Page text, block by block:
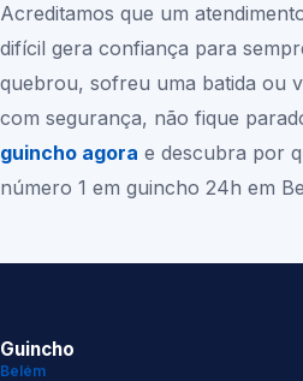
Acreditamos que um
difícil gera confiança para
quebrou, sofreu uma batida ou
com segurança, não fique
guincho agora e descubra por
número 1 em guincho 24h em
Guincho
Belém